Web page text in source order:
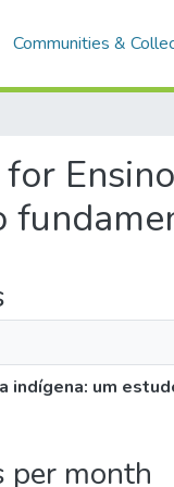
Communities &
indígena: um
per month